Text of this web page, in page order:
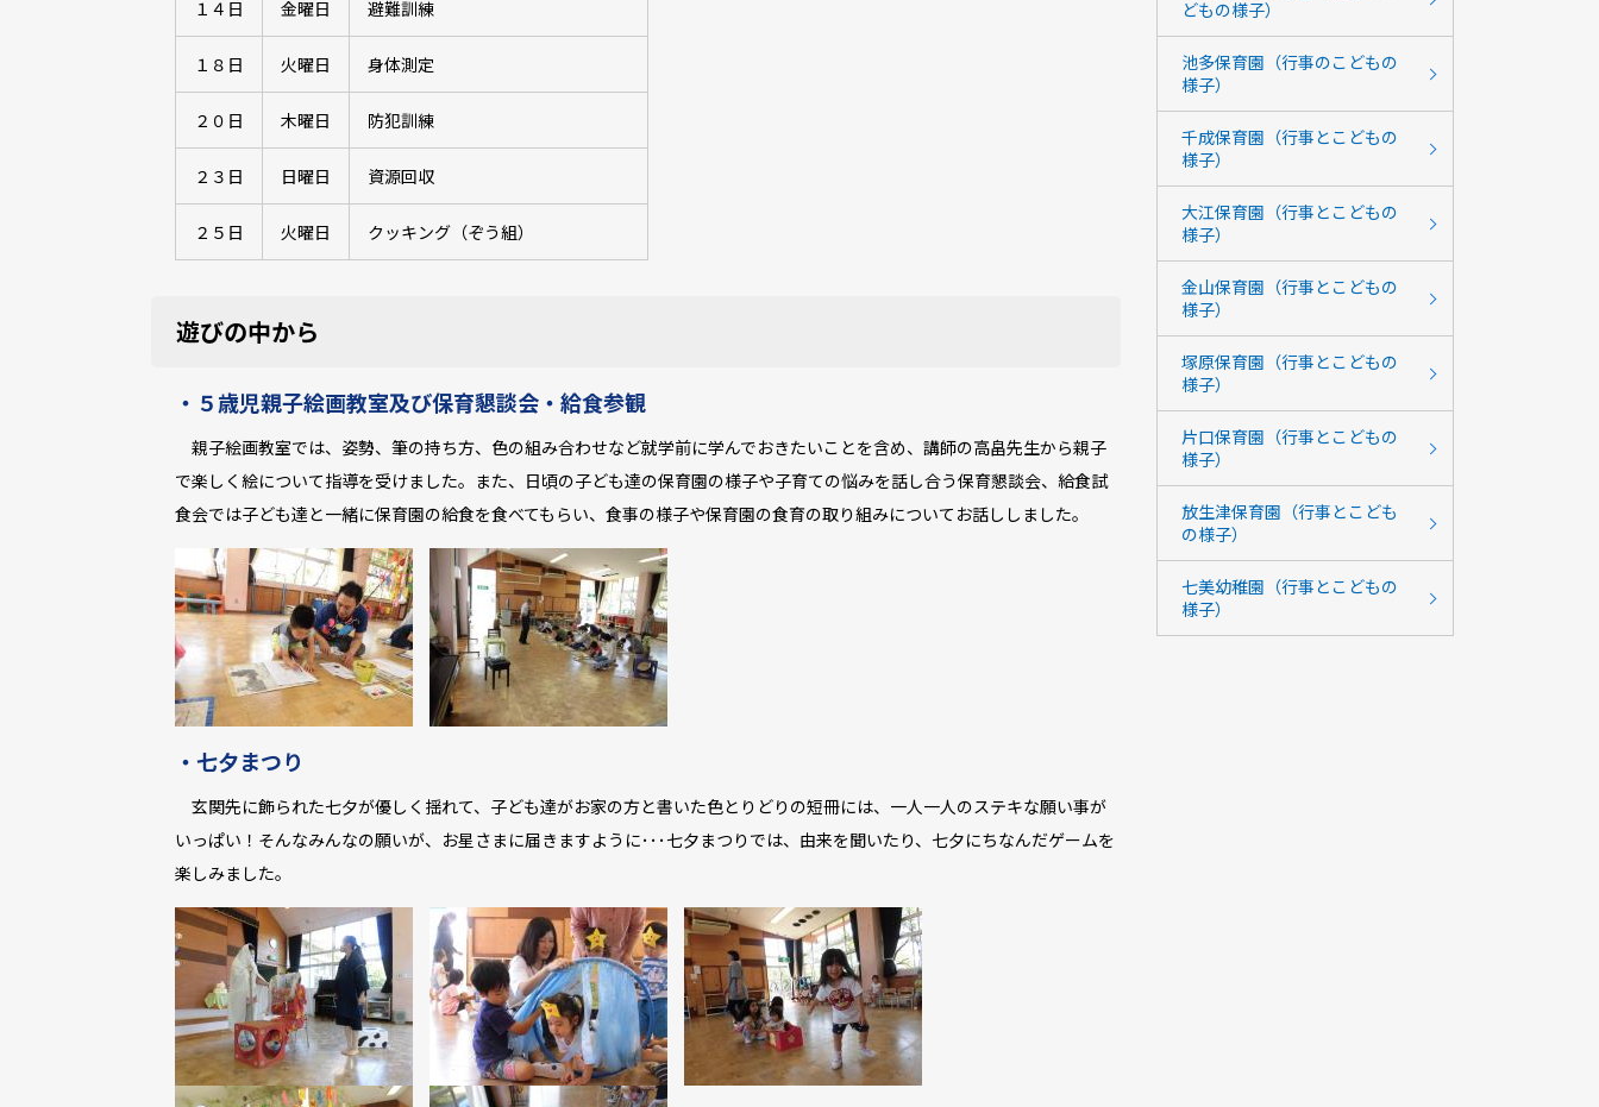
１４日 金曜日 避難訓練
１８日 火曜日 身体測定
２０日 木曜日 防犯訓練
２３日 日曜日 資源回収
２５日 火曜日 クッキング（ぞう組）
遊びの中から
・５歳児親子絵画教室及び保育懇談会・給食参観
親子絵画教室では、姿勢、筆の持ち方、色の組み合わせなど就学前に学んでおきたいことを含め、講師の高畠先生から親子
で楽しく絵について指導を受けました。また、日頃の子ども達の保育園の様子や子育ての悩みを話し合う保育懇談会、給食試
食会では子ども達と一緒に保育園の給食を食べてもらい、食事の様子や保育園の食育の取り組みについてお話ししました。
・七夕まつり
玄関先に飾られた七夕が優しく揺れて、子ども達がお家の方と書いた色とりどりの短冊には、一人一人のステキな願い事が
いっぱい！そんなみんなの願いが、お星さまに届きますように･･･七夕まつりでは、由来を聞いたり、七夕にちなんだゲームを
楽しみました。
どもの様子）
池多保育園（行事のこどもの
様子）
千成保育園（行事とこどもの
様子）
大江保育園（行事とこどもの
様子）
金山保育園（行事とこどもの
様子）
塚原保育園（行事とこどもの
様子）
片口保育園（行事とこどもの
様子）
放生津保育園（行事とこども
の様子）
七美幼稚園（行事とこどもの
様子）